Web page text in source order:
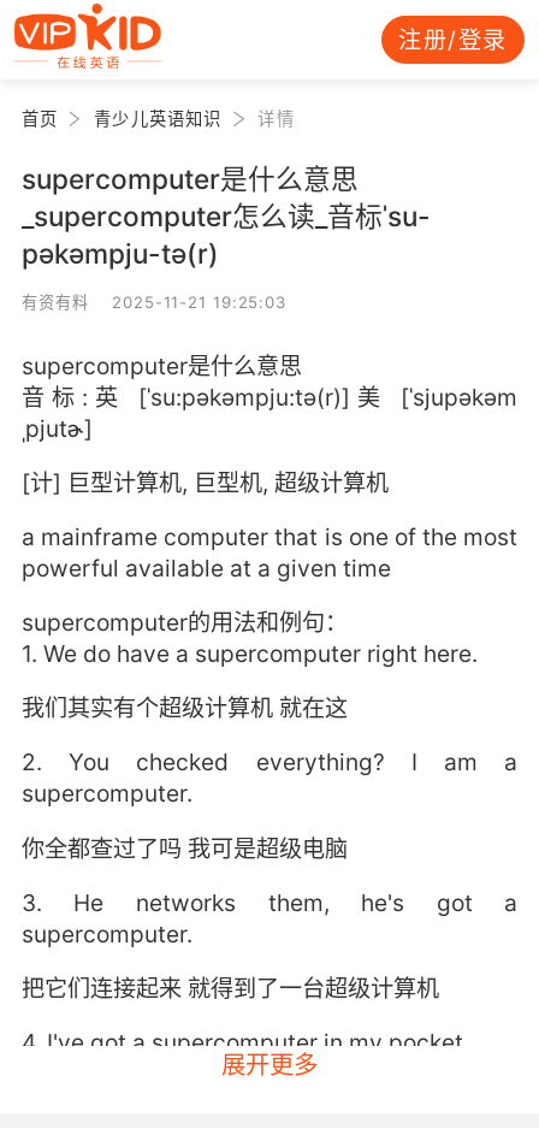
注册/登录
首页 青少儿英语知识 详情
supercomputer是什么意思
_supercomputer怎么读_音标ˈsu-
pəkəmpju-tə(r)
有资有料 2025-11-21 19:25:03
supercomputer是什么意思
音标:英 [ˈsu:pəkəmpju:tə(r)]美 [ˈsjupəkəm
ˌpjutɚ]
[计] 巨型计算机, 巨型机, 超级计算机
a mainframe computer that is one of the most
powerful available at a given time
supercomputer的用法和例句：
1. We do have a supercomputer right here.
我们其实有个超级计算机 就在这
2. You checked everything? I am a
supercomputer.
你全都查过了吗 我可是超级电脑
3. He networks them, he's got a
supercomputer.
把它们连接起来 就得到了一台超级计算机
4. I've got a supercomputer in my pocket.
展开更多